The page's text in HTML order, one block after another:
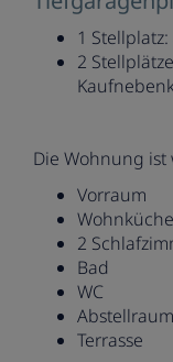
1
2
Die Wohnung
Vorraum
Wohnküche
2
Bad
WC
Abstellraum
Terrasse